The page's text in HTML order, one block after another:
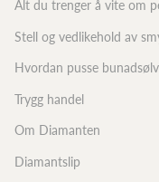
Alt du trenger å vite om
Stell og vedlikehold av
Hvordan pusse bunadsølv
Trygg handel
Om Diamanten
Diamantslip